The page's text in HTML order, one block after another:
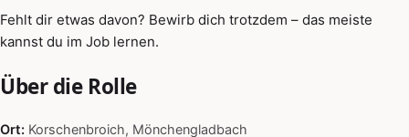
Fehlt dir etwas davon? Bewirb dich trotzdem – das meiste
kannst du im Job lernen.
Über die Rolle
Ort: Korschenbroich, Mönchengladbach